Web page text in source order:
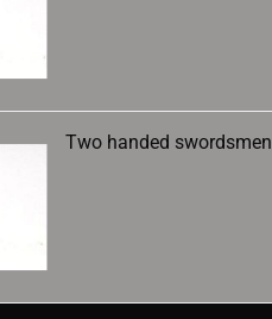
Two handed swordsmen